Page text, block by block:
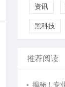
资讯
黑科技
推荐阅读